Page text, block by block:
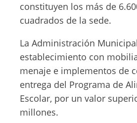
constituyen los más de
cuadrados de la sede.
La Administración
establecimiento con
menaje e implementos de
entrega del Programa de
Escolar, por un valor
millones.